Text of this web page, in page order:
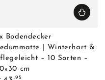
Bodendecker
| Winterhart &
– 10 Sorten –
cm
,95